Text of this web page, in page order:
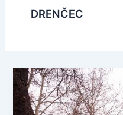
DRENČEC